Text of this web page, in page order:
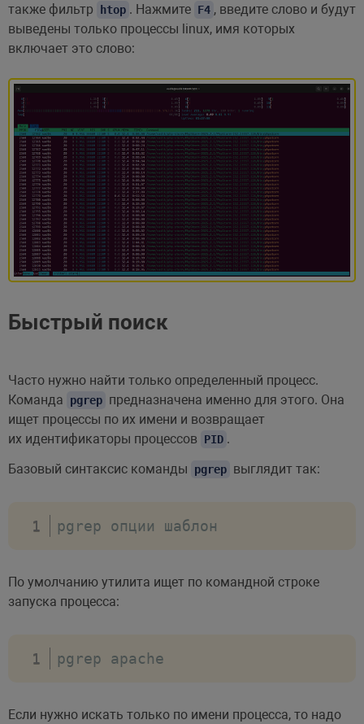
также фильтр
htop . Нажмите F4 , введите слово и будут
выведены только процессы linux, имя которых
включает это слово:
Быстрый поиск
Часто нужно найти только определенный процесс.
Команда
pgrep предназначена именно для этого. Она
ищет процессы по их имени и возвращает
их идентификаторы процессов PID .
Базовый синтаксис команды
pgrep выглядит так:
pgrep опции шаблон
По умолчанию утилита ищет по командной строке
запуска процесса:
pgrep apache
Если нужно искать только по имени процесса, то надо